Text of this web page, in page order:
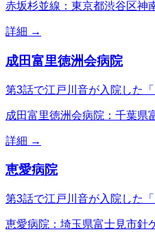
赤坂杉並線：東京都渋谷区神
詳細 →
成田富里徳洲会病院
第3話で江戸川音が入院した
成田富里徳洲会病院：千葉県
詳細 →
恵愛病院
第3話で江戸川音が入院した
恵愛病院：埼玉県富士見市針